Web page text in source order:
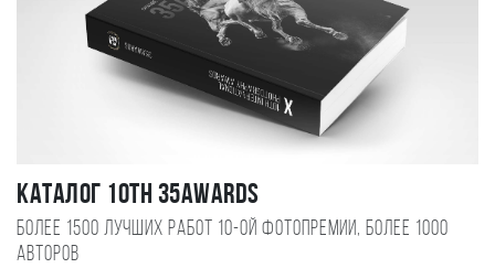
Каталог 10TH 35AWARDS
Более 1500 лучших работ 10-ой фотопремии, более 1000
авторов